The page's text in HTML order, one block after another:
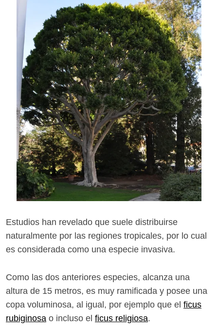
Estudios han revelado que suele distribuirse
naturalmente por las regiones tropicales, por lo cual
es considerada como una especie invasiva.
Como las dos anteriores especies, alcanza una
altura de 15 metros, es muy ramificada y posee una
copa voluminosa, al igual, por ejemplo que el ficus
rubiginosa o incluso el ficus religiosa.